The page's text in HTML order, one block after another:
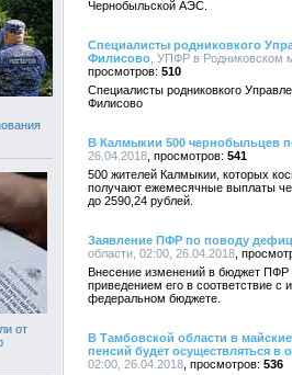
от
Чернобыльской АЭС.
Специалисты родниковкого
Филисово , УПФР в Родниковском
510
Специалисты родниковкого
Филисово
В Калмыкии 500 чернобыльцев
26.04.2018
541
500 жителей Калмыкии, которых
получают ежемесячные выплаты
до 2590,24 рублей.
Заявление ПФР по поводу
области, 02:00, 26.04.2018
Внесение изменений в бюджет ПФР
приведением его в соответствие с
федеральном бюджете.
В Тамбовской области в
пенсий будет осуществляться в
02:00, 26.04.2018
536